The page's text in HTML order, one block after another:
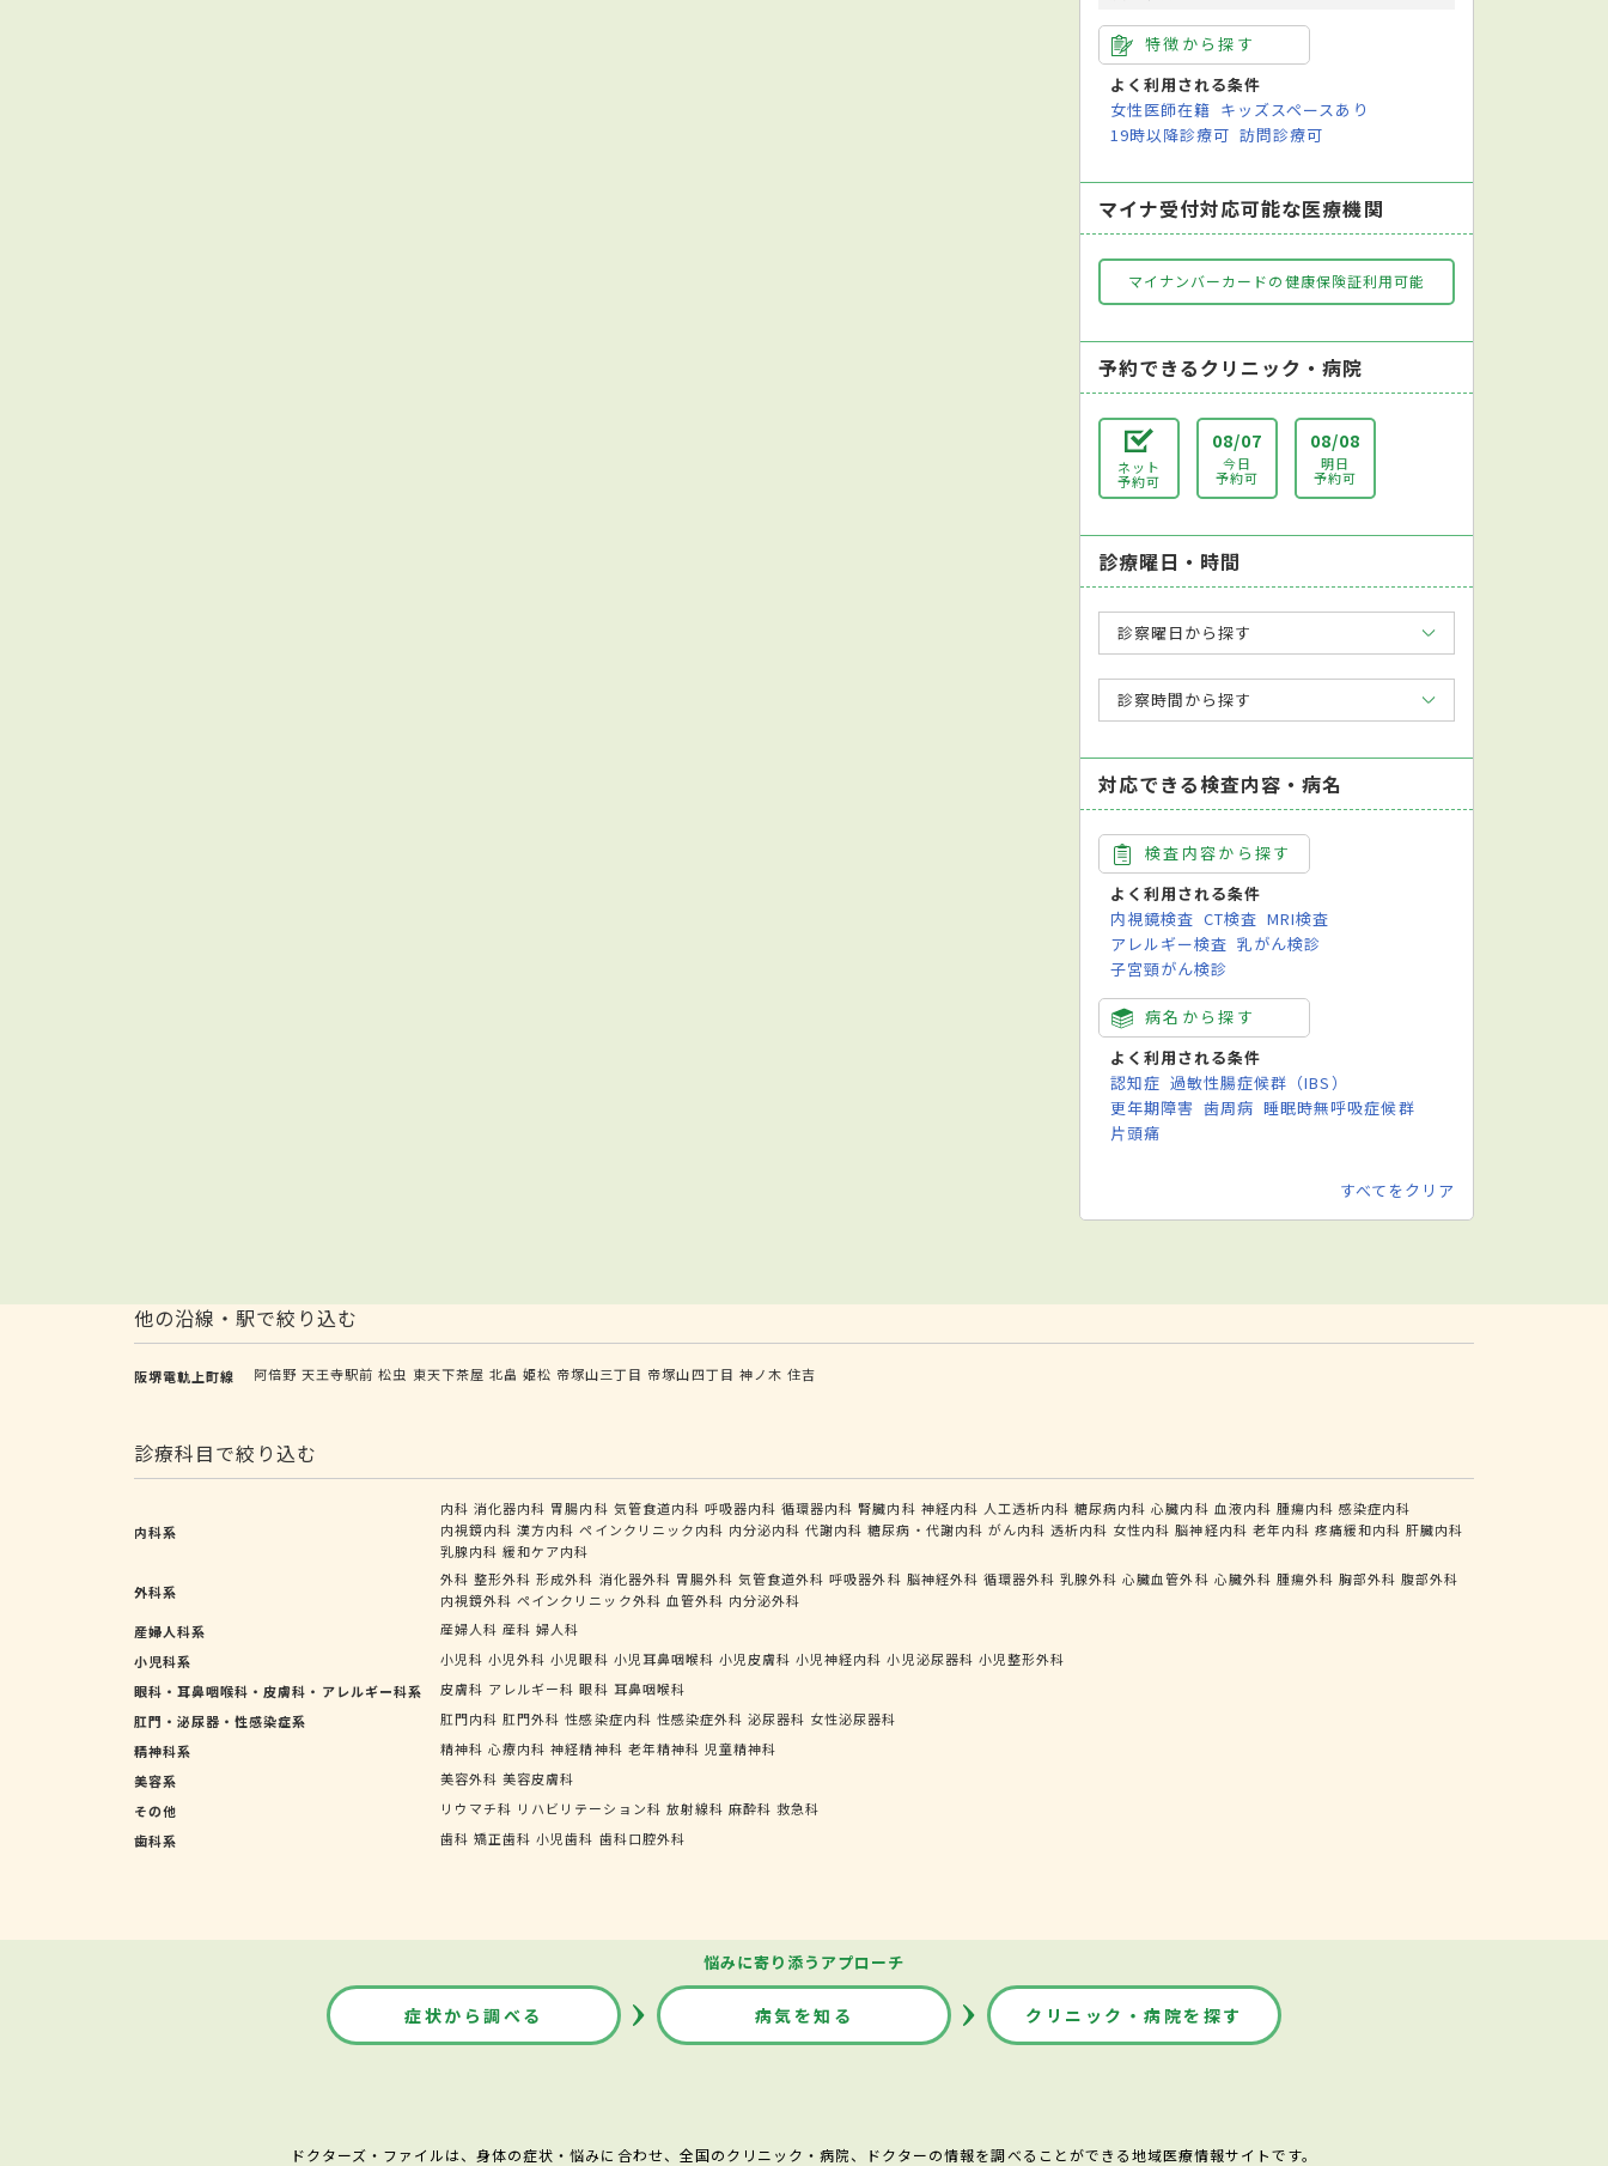
特徴から探す
よく利用される条件
女性医師在籍 キッズスペースあり
19時以降診療可 訪問診療可
マイナ受付対応可能な医療機関
マイナンバーカードの健康保険証利用可能
予約できるクリニック・病院
ネット
予約可
08/07
今日
予約可
08/08
明日
予約可
診療曜日・時間
診察曜日から探す
診察時間から探す
対応できる検査内容・病名
検査内容から探す
よく利用される条件
内視鏡検査 CT検査 MRI検査
アレルギー検査 乳がん検診
子宮頸がん検診
病名から探す
よく利用される条件
認知症 過敏性腸症候群（IBS）
更年期障害 歯周病 睡眠時無呼吸症候群
片頭痛
すべてをクリア
他の沿線・駅で絞り込む
阪堺電軌上町線 阿倍野 天王寺駅前 松虫 東天下茶屋 北畠 姫松 帝塚山三丁目 帝塚山四丁目 神ノ木 住吉
診療科目で絞り込む
内科系
内科 消化器内科 胃腸内科 気管食道内科 呼吸器内科 循環器内科 腎臓内科 神経内科 人工透析内科 糖尿病内科 心臓内科 血液内科 腫瘍内科 感染症内科
内視鏡内科 漢方内科 ペインクリニック内科 内分泌内科 代謝内科 糖尿病・代謝内科 がん内科 透析内科 女性内科 脳神経内科 老年内科 疼痛緩和内科 肝臓内科
乳腺内科 緩和ケア内科
外科系
外科 整形外科 形成外科 消化器外科 胃腸外科 気管食道外科 呼吸器外科 脳神経外科 循環器外科 乳腺外科 心臓血管外科 心臓外科 腫瘍外科 胸部外科 腹部外科
内視鏡外科 ペインクリニック外科 血管外科 内分泌外科
産婦人科系
産婦人科 産科 婦人科
小児科系
小児科 小児外科 小児眼科 小児耳鼻咽喉科 小児皮膚科 小児神経内科 小児泌尿器科 小児整形外科
眼科・耳鼻咽喉科・皮膚科・アレルギー科系
皮膚科 アレルギー科 眼科 耳鼻咽喉科
肛門・泌尿器・性感染症系
肛門内科 肛門外科 性感染症内科 性感染症外科 泌尿器科 女性泌尿器科
精神科系
精神科 心療内科 神経精神科 老年精神科 児童精神科
美容系
美容外科 美容皮膚科
その他
リウマチ科 リハビリテーション科 放射線科 麻酔科 救急科
歯科系
歯科 矯正歯科 小児歯科 歯科口腔外科
悩みに寄り添うアプローチ
症状から調べる 病気を知る クリニック・病院を探す
ドクターズ・ファイルは、身体の症状・悩みに合わせ、全国のクリニック・病院、ドクターの情報を調べることができる地域医療情報サイトです。